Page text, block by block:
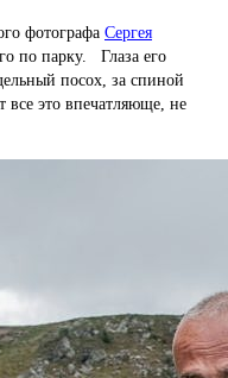
фотографа Сергея
по парку. Глаза его
посох, за спиной
все это впечатляюще, не